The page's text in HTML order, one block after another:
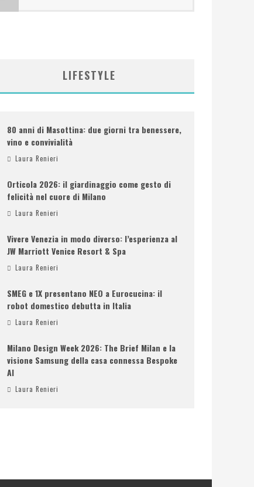
LIFESTYLE
80 anni di Masottina: due giorni tra benessere,
vino e convivialità
Laura Renieri
Orticola 2026: il giardinaggio come gesto di
felicità nel cuore di Milano
Laura Renieri
Vivere Venezia in modo diverso: l’esperienza al
JW Marriott Venice Resort & Spa
Laura Renieri
SMEG e 1X presentano NEO a Eurocucina: il
robot domestico debutta in Italia
Laura Renieri
Milano Design Week 2026: The Brief Milan e la
visione Samsung della casa connessa Bespoke
AI
Laura Renieri